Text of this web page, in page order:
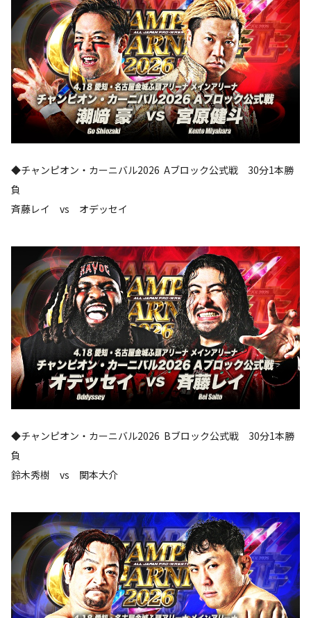
◆チャンピオン・カーニバル2026 Aブロック公式戦 30分1本勝
負
斉藤レイ vs オデッセイ
◆チャンピオン・カーニバル2026 Bブロック公式戦 30分1本勝
負
鈴木秀樹 vs 関本大介